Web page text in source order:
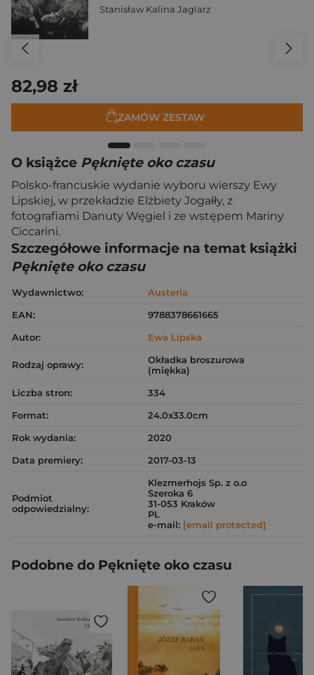
Stanisław Kalina Jaglarz
82,98 zł
ZAMÓW ZESTAW
O książce Pęknięte oko czasu
Polsko-francuskie wydanie wyboru wierszy Ewy
Lipskiej, w przekładzie Elżbiety Jogałły, z
fotografiami Danuty Węgiel i ze wstępem Mariny
Ciccarini.
Szczegółowe informacje na temat książki
Pęknięte oko czasu
Wydawnictwo:
Austeria
EAN:
9788378661665
Autor:
Ewa Lipska
Rodzaj oprawy:
Okładka broszurowa
(miękka)
Liczba stron:
334
Format:
24.0x33.0cm
Rok wydania:
2020
Data premiery:
2017-03-13
Podmiot
odpowiedzialny:
Klezmerhojs Sp. z o.o
Szeroka 6
31-053 Kraków
PL
e-mail: [email protected]
Podobne do Pęknięte oko czasu